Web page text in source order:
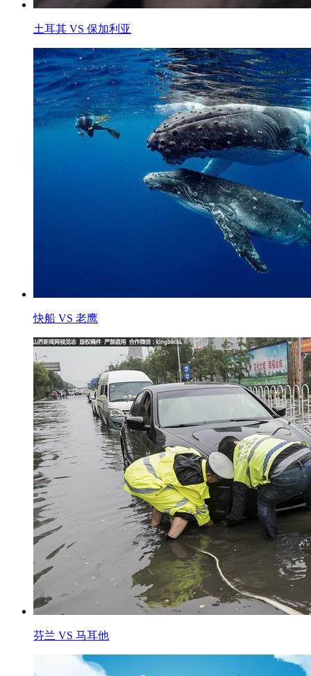
土耳其 VS 保加利亚
快船 VS 老鹰
芬兰 VS 马耳他